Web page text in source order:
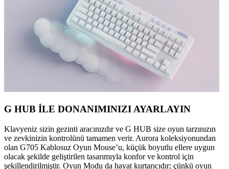
G HUB İLE DONANIMINIZI AYARLAYIN
Klavyeniz sizin gezinti aracınızdır ve G HUB size oyun tarzınızın
ve zevkinizin kontrolünü tamamen verir. Aurora koleksiyonundan
olan G705 Kablosuz Oyun Mouse’u, küçük boyutlu ellere uygun
olacak şekilde geliştirilen tasarımıyla konfor ve kontrol için
şekillendirilmiştir. Oyun Modu da hayat kurtarıcıdır; çünkü oyun